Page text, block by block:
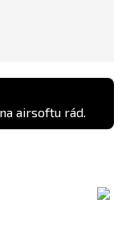
airsoftu rád.